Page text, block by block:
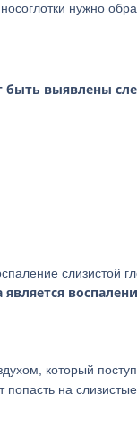
нужно
быть выявлены
слизистой
который
на слизистые.